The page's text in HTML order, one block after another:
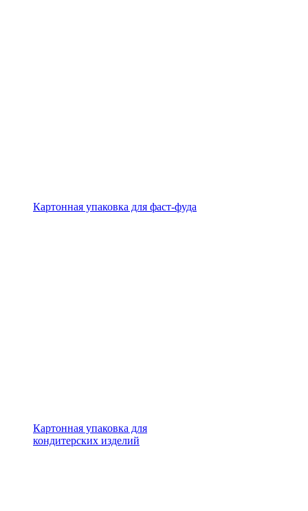
Картонная упаковка для фаст-фуда
Картонная упаковка для
кондитерских изделий